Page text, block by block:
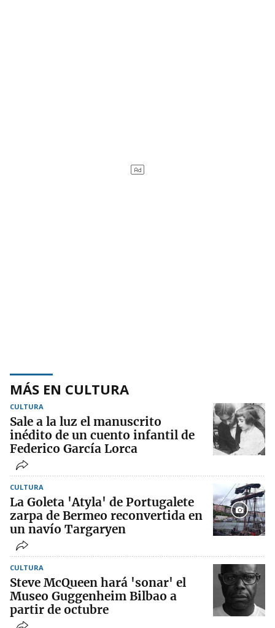
MÁS EN CULTURA
CULTURA
Sale a la luz el manuscrito
inédito de un cuento infantil de
Federico García Lorca
CULTURA
La Goleta 'Atyla' de Portugalete
zarpa de Bermeo reconvertida en
un navío Targaryen
CULTURA
Steve McQueen hará 'sonar' el
Museo Guggenheim Bilbao a
partir de octubre